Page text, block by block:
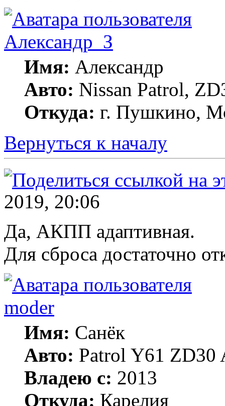
Александр_З
Имя: Александр
Авто: Nissan Patrol,
Откуда: г. Пушкино,
Вернуться к началу
2019, 20:06
Да, АКПП адаптивная.
Для сброса достаточно
moder
Имя: Санёк
Авто: Patrol Y61 ZD30
Владею с: 2013
Откуда: Карелия